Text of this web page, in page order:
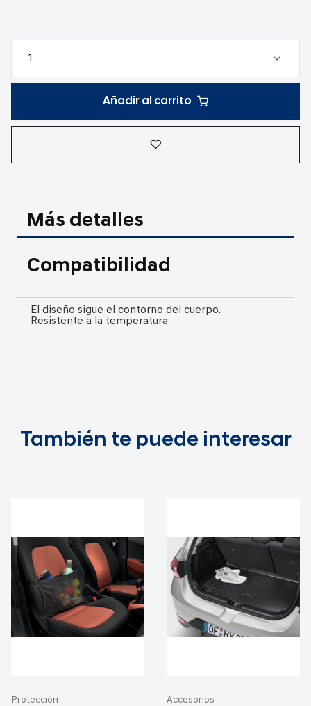
Añadir al carrito
Más detalles
Compatibilidad
El diseño sigue el contorno del cuerpo.
Resistente a la temperatura
También te puede interesar
Protección Accesorios